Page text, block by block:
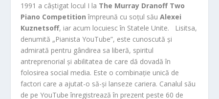
1991 a câștigat locul I la The Murray Dranoff Two
Piano Competition împreună cu soțul săuAlexei
Kuznetsoff, iar acum locuiesc în Statele Unite. Lisitsa,
denumită „Pianista YouTube”, este cunoscută și
admirată pentru gândirea sa liberă, spiritul
antreprenorial și abilitatea de care dă dovadă în
folosirea social media. Este o combinație unică de
factori care a ajutat-o să-și lanseze cariera. Canalul său
de pe YouTube înregistrează în prezent peste 60 de